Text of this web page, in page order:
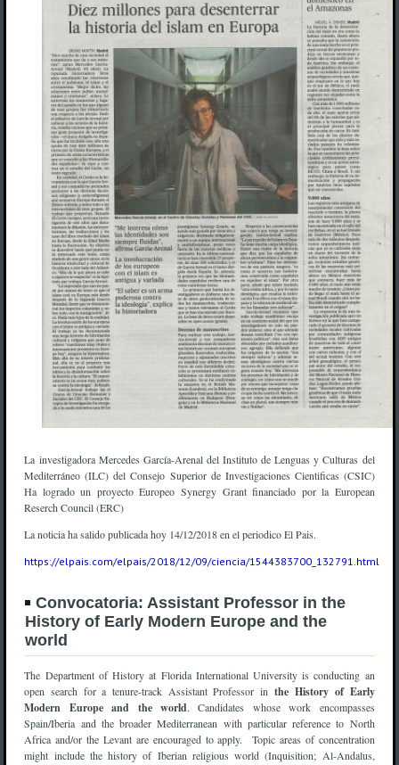
La investigadora Mercedes García-Arenal del Instituto de Lenguas y Culturas del
Mediterráneo (ILC) del Consejo Superior de Investigaciones Cientificas (CSIC)
Ha logrado un proyecto Europeo Synergy Grant financiado por la European
Reserch Council (ERC)
La noticia ha salido publicada hoy 14/12/2018 en el periodico El Pais.
https://elpais.com/elpais/2018/12/09/ciencia/1544383700_132791.html
Convocatoria: Assistant Professor in the
History of Early Modern Europe and the
world
The Department of History at Florida International University is conducting an
open search for a tenure-track Assistant Professor in the History of Early
Modern Europe and the world. Candidates whose work encompasses
Spain/Iberia and the broader Mediterranean with particular reference to North
Africa and/or the Levant are encouraged to apply. Topic areas of concentration
might include the history of Iberian religious world (Inquisition; Al-Andalus,